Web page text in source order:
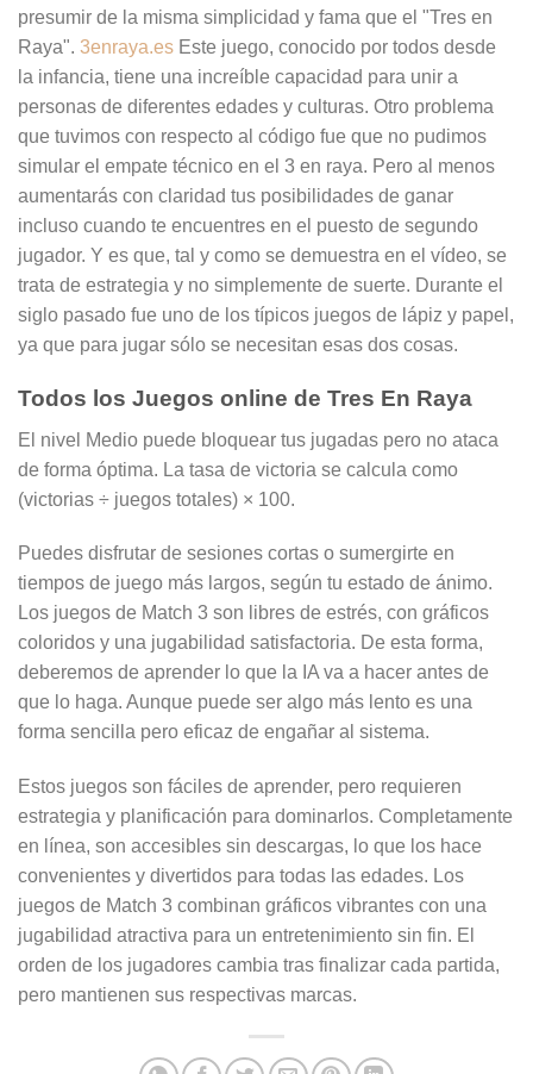
presumir de la misma simplicidad y fama que el "Tres en
Raya". 3enraya.es Este juego, conocido por todos desde
la infancia, tiene una increíble capacidad para unir a
personas de diferentes edades y culturas. Otro problema
que tuvimos con respecto al código fue que no pudimos
simular el empate técnico en el 3 en raya. Pero al menos
aumentarás con claridad tus posibilidades de ganar
incluso cuando te encuentres en el puesto de segundo
jugador. Y es que, tal y como se demuestra en el vídeo, se
trata de estrategia y no simplemente de suerte. Durante el
siglo pasado fue uno de los típicos juegos de lápiz y papel,
ya que para jugar sólo se necesitan esas dos cosas.
Todos los Juegos online de Tres En Raya
El nivel Medio puede bloquear tus jugadas pero no ataca
de forma óptima. La tasa de victoria se calcula como
(victorias ÷ juegos totales) × 100.
Puedes disfrutar de sesiones cortas o sumergirte en
tiempos de juego más largos, según tu estado de ánimo.
Los juegos de Match 3 son libres de estrés, con gráficos
coloridos y una jugabilidad satisfactoria. De esta forma,
deberemos de aprender lo que la IA va a hacer antes de
que lo haga. Aunque puede ser algo más lento es una
forma sencilla pero eficaz de engañar al sistema.
Estos juegos son fáciles de aprender, pero requieren
estrategia y planificación para dominarlos. Completamente
en línea, son accesibles sin descargas, lo que los hace
convenientes y divertidos para todas las edades. Los
juegos de Match 3 combinan gráficos vibrantes con una
jugabilidad atractiva para un entretenimiento sin fin. El
orden de los jugadores cambia tras finalizar cada partida,
pero mantienen sus respectivas marcas.